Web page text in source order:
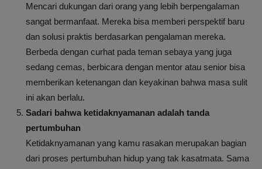
Mencari dukungan dari orang yang lebih berpengalaman
sangat bermanfaat. Mereka bisa memberi perspektif baru
dan solusi praktis berdasarkan pengalaman mereka.
Berbeda dengan curhat pada teman sebaya yang juga
sedang cemas, berbicara dengan mentor atau senior bisa
memberikan ketenangan dan keyakinan bahwa masa sulit
ini akan berlalu.
Sadari bahwa ketidaknyamanan adalah tanda
pertumbuhan
Ketidaknyamanan yang kamu rasakan merupakan bagian
dari proses pertumbuhan hidup yang tak kasatmata. Sama